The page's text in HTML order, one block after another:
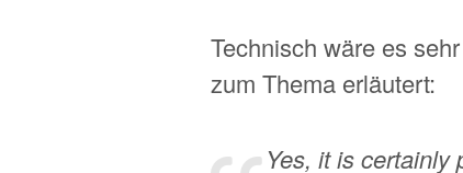
Technisch wäre es
zum Thema erläutert:
Yes, it is certainly